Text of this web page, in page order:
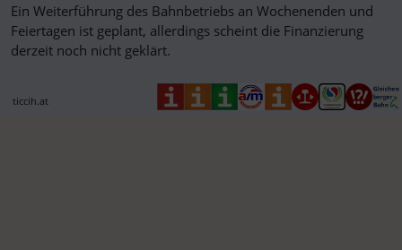
Ein Weiterführung des Bahnbetriebs an Wochenenden und
Feiertagen ist geplant, allerdings scheint die Finanzierung
derzeit noch nicht geklärt.
ticcih.at